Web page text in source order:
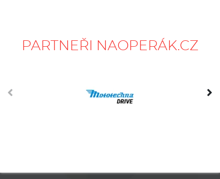
PARTNEŘI NAOPERÁK.CZ